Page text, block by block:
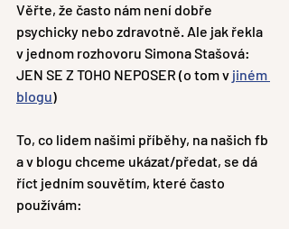
Věřte, že často nám není dobře
psychicky nebo zdravotně. Ale jak řekla
v jednom rozhovoru Simona Stašová:
JEN SE Z TOHO NEPOSER (o tom v jiném
blogu)
To, co lidem našimi příběhy, na našich fb
a v blogu chceme ukázat/předat, se dá
říct jedním souvětím, které často
používám: